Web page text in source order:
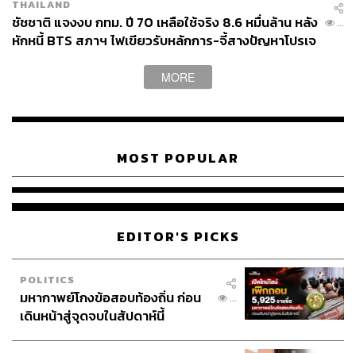
เลือกตั้ง 2569
2569 แบบเรียลไทม์ได้ที่นี่
➤ เว็บไซต์เลือกตั้ง 2569 f ►
ผ่านแอปพลิเคชันต่างๆ ที่คุณสะดวกหรือใช้งานอยู่แล้วได้เลย
THAILAND
ชัชชาติ แจงงบ กทม. ปี 70 เหลือใช้จริง 8.6 หมื่นล้าน หลัง
หักหนี้ BTS สภาฯ ไฟเขียวรับหลักการ-จี้สางปัญหาโปรเจ
...
MORE
MOST POPULAR
EDITOR'S PICKS
POLITICS
มหากาพย์โกงข้อสอบท้องถิ่น ก่อน
เดินหน้าสู่จุดจบในสัปดาห์นี้
...